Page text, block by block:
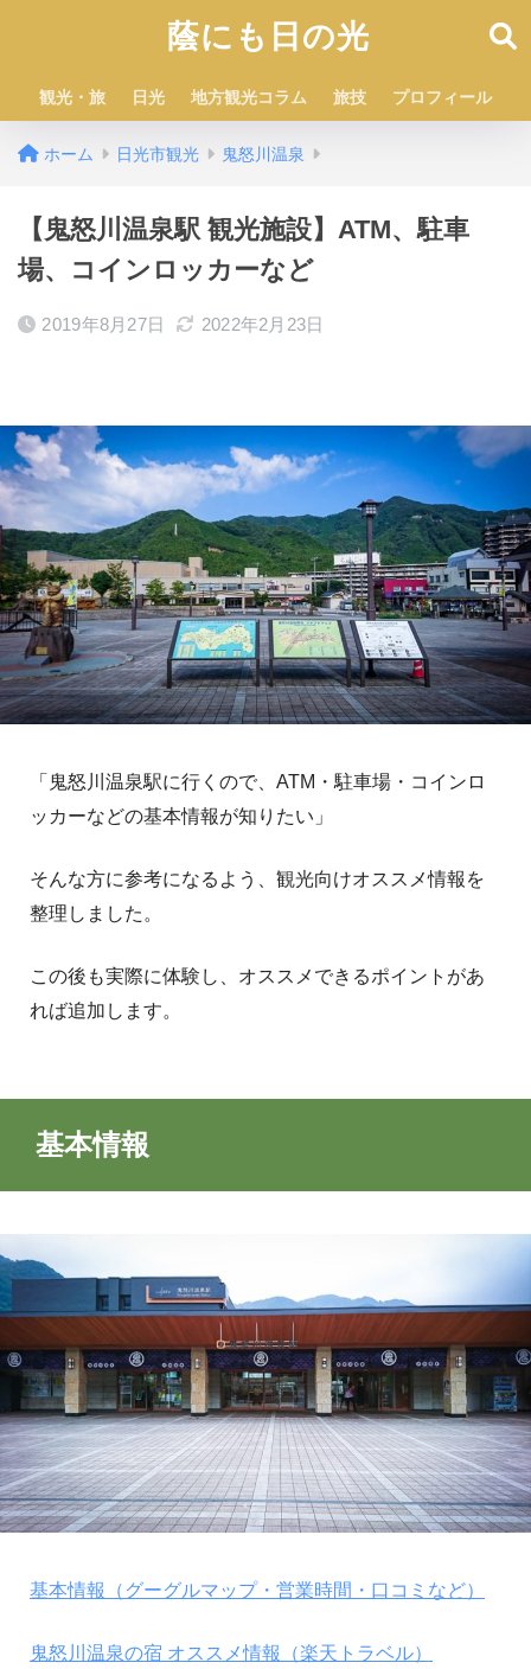
蔭にも日の光
観光・旅 日光 地方観光コラム 旅技 プロフィール
ホーム 日光市観光 鬼怒川温泉
【鬼怒川温泉駅 観光施設】ATM、駐車
場、コインロッカーなど
2019年8月27日 2022年2月23日
「鬼怒川温泉駅に行くので、ATM・駐車場・コインロ
ッカーなどの基本情報が知りたい」
そんな方に参考になるよう、観光向けオススメ情報を
整理しました。
この後も実際に体験し、オススメできるポイントがあ
れば追加します。
基本情報
基本情報（グーグルマップ・営業時間・口コミなど）
鬼怒川温泉の宿 オススメ情報（楽天トラベル）